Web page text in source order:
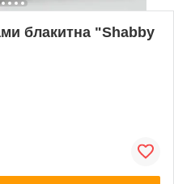
блакитна "Shabby